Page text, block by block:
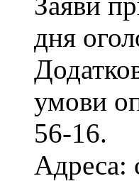
дня
умови
56-16.
Адреса: